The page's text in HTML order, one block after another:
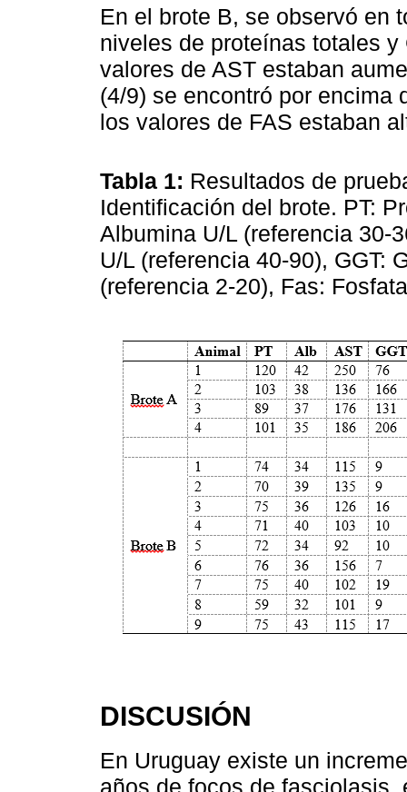
En el brote B, se observó en
niveles de proteínas totales
valores de AST estaban
(4/9) se encontró por encima
los valores de FAS estaban
Tabla 1: Resultados de
Identificación del brote. PT:
Albumina U/L (referencia 30-
U/L (referencia 40-90), GGT:
(referencia 2-20), Fas:
DISCUSIÓN
En Uruguay existe un
años de focos de